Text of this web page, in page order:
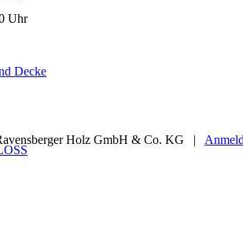
Decke
Uhr
Holz GmbH & Co. KG |